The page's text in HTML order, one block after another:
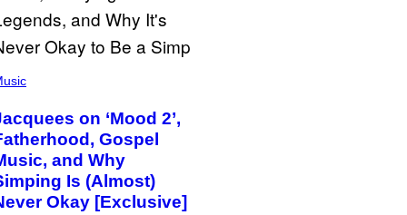
on ‘Mood 2’,
Gospel
and Why
Is (Almost)
Okay [Exclusive]